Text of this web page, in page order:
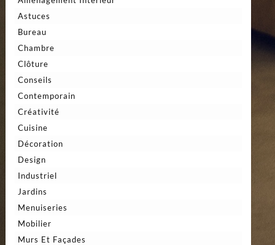
Astuces
Bureau
Chambre
Clôture
Conseils
Contemporain
Créativité
Cuisine
Décoration
Design
Industriel
Jardins
Menuiseries
Mobilier
Murs Et Façades